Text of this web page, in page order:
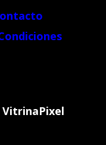
VitrinaPixel